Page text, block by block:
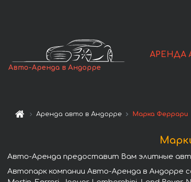
Авто-Аренда в Андорре
АРЕНДА
Аренда авто в Андорре Марка Феррари
Авто-Аренда предоставит Вам элитные
Автопарк компании Авто-Аренда в Андорре